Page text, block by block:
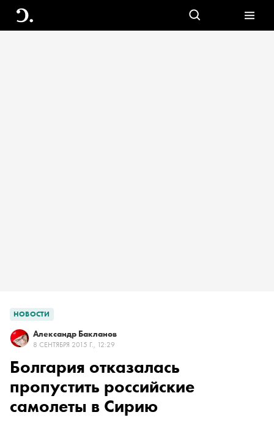
НОВОСТИ
Александр Бакланов
8 СЕНТЯБРЯ 2015 Г., 12:29
Болгария отказалась
пропустить российские
самолеты в Сирию